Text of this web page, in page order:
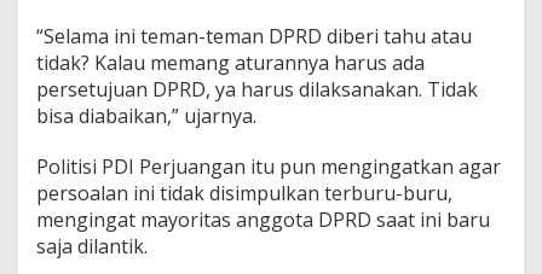
“Selama ini teman-teman DPRD diberi tahu atau
tidak? Kalau memang aturannya harus ada
persetujuan DPRD, ya harus dilaksanakan. Tidak
bisa diabaikan,” ujarnya.
Politisi PDI Perjuangan itu pun mengingatkan agar
persoalan ini tidak disimpulkan terburu-buru,
mengingat mayoritas anggota DPRD saat ini baru
saja dilantik.